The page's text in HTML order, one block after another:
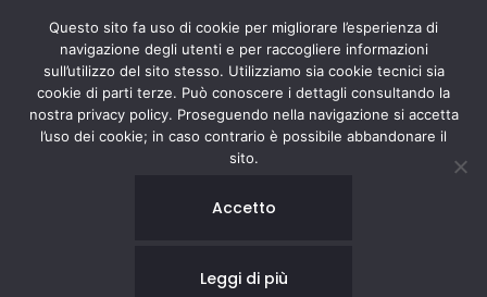
Questo sito fa uso di cookie per migliorare l’esperienza di
navigazione degli utenti e per raccogliere informazioni
sull’utilizzo del sito stesso. Utilizziamo sia cookie tecnici sia
cookie di parti terze. Può conoscere i dettagli consultando la
nostra privacy policy. Proseguendo nella navigazione si accetta
l’uso dei cookie; in caso contrario è possibile abbandonare il
sito.
Accetto
Leggi di più